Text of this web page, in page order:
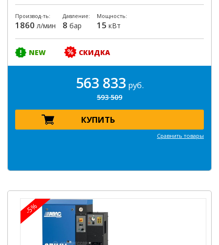
Производ-ть:
1860 л/мин
Давление:
8 бар
Мощность:
15 кВт
NEW СКИДКА
563 833 руб.
593 509
КУПИТЬ
Сравнить товары
-5%